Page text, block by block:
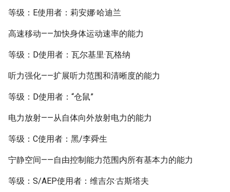
等级：E使用者：莉安娜·哈迪兰
高速移动——加快身体运动速率的能力
等级：D使用者：瓦尔基里·瓦格纳
听力强化——扩展听力范围和清晰度的能力
等级：D使用者：“仓鼠”
电力放射——从自体向外放射电力的能力
等级：C使用者：黑/李舜生
宁静空间——自由控制能力范围内所有基本力的能力
等级：S/AEP使用者：维吉尔·古斯塔夫